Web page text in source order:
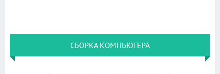
СБОРКА КОМПЬЮТЕРА